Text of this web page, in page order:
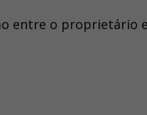
entre o proprietário